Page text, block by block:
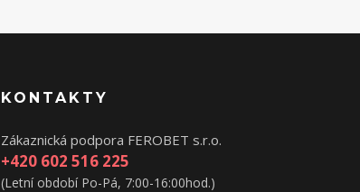
KONTAKTY
Zákaznická podpora FEROBET s.r.o.
+420 602 516 225
(Letní období Po-Pá, 7:00-16:00hod.)